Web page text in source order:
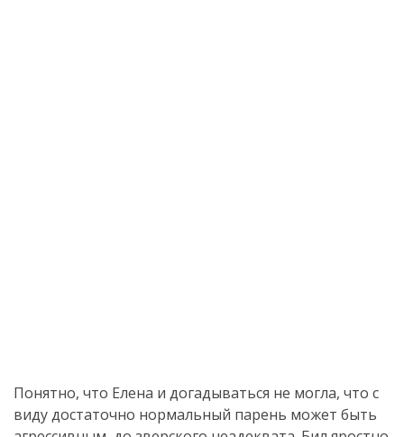
Понятно, что Елена и догадываться не могла, что с
виду достаточно нормальный парень может быть